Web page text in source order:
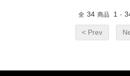
全 34 商品 1 -
< Prev